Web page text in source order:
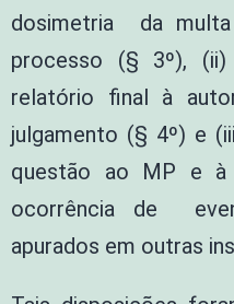
dosimetria da
processo (§ 3º), (ii)
relatório final à
julgamento (§ 4º) e
questão ao MP e à
ocorrência de
apurados em outras